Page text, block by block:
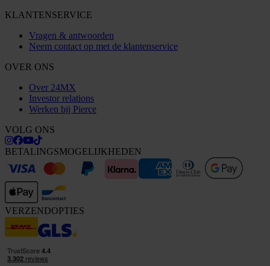
KLANTENSERVICE
Vragen & antwoorden
Neem contact op met de klantenservice
OVER ONS
Over 24MX
Investor relations
Werken bij Pierce
VOLG ONS
BETALINGSMOGELIJKHEDEN
VERZENDOPTIES